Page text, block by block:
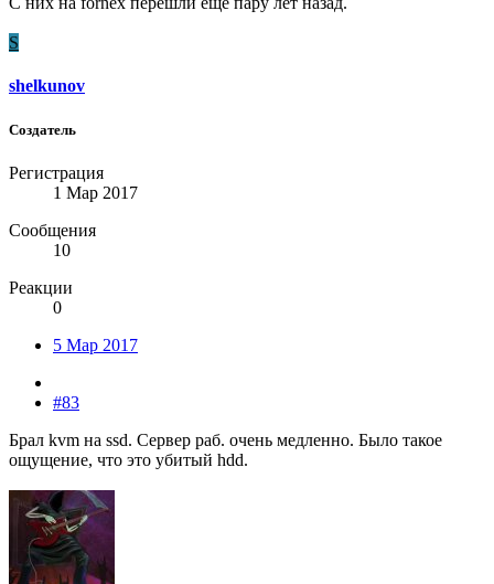
S
shelkunov
Создатель
Регистрация
1 Мар 2017
Сообщения
10
Реакции
0
5 Мар 2017
#83
Брал kvm на ssd. Сервер раб. очень медленно. Было такое
ощущение, что это убитый hdd.